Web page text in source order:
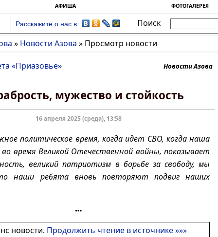
АФИША ФОТОГАЛЕРЕЯ
Расскажите о нас в
Поиск
» Новости Азова » Просмотр новости
«Приазовье» Новости Азова
мужество и стойкость
16 апреля 2025 (среда), 13:58
политическое время, когда идет СВО, когда наша
время Великой Отечественной войны, показывает
великий патриотизм в борьбе за свободу, мы
наши ребята вновь повторяют подвиг наших
новости. Продолжить чтение в источнике »»»